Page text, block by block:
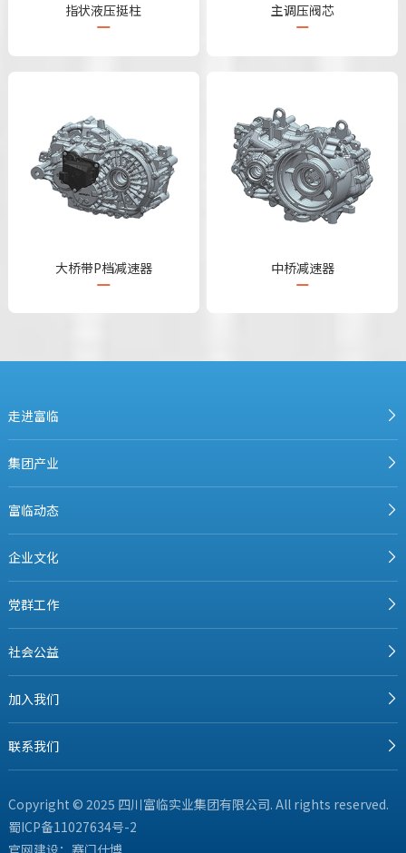
指状液压挺柱 主调压阀芯
大桥带P档减速器 中桥减速器
走进富临
集团产业
富临动态
企业文化
党群工作
社会公益
加入我们
联系我们
Copyright © 2025 四川富临实业集团有限公司. All rights reserved.
蜀ICP备11027634号-2
官网建设： 赛门仕博